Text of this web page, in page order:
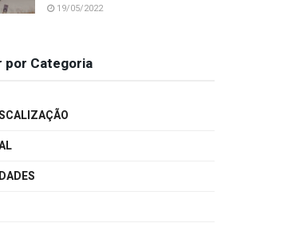
19/05/2022
por Categoria